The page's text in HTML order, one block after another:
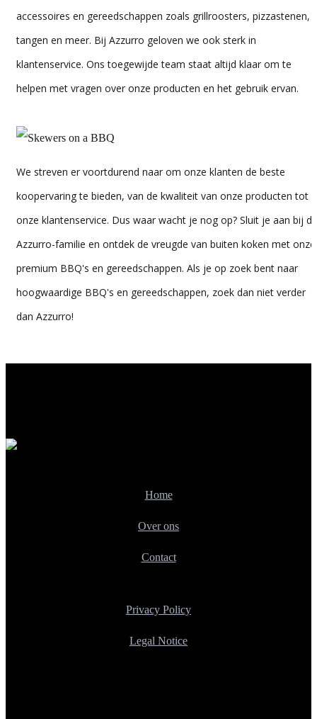
accessoires en gereedschappen zoals grillroosters, pizzastenen,
tangen en meer. Bij Azzurro geloven we ook sterk in
klantenservice. Ons toegewijde team staat altijd klaar om te
helpen met vragen over onze producten en het gebruik ervan.
We streven er voortdurend naar om onze klanten de beste
koopervaring te bieden, van de kwaliteit van onze producten tot
onze klantenservice. Dus waar wacht je nog op? Sluit je aan bij de
Azzurro-familie en ontdek de vreugde van buiten koken met onze
premium BBQ's en gereedschappen. Als je op zoek bent naar
hoogwaardige BBQ's en gereedschappen, zoek dan niet verder
dan Azzurro!
Home
Over ons
Contact
Privacy Policy
Legal Notice